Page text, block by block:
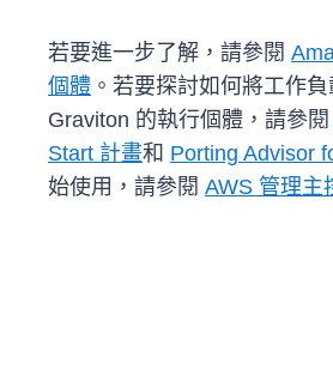
若要進一步了解，請參閱
個體 。若要探討如何將工作
Graviton 的執行個體，請參閱
Start 計畫和 Porting Advisor
始使用，請參閱 AWS 管理主